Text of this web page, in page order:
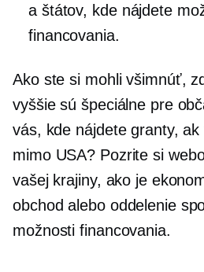
a štátov, kde nájdete
financovania.
Ako ste si mohli všimnúť,
vyššie sú špeciálne pre
vás, kde nájdete granty,
mimo USA? Pozrite si
vašej krajiny, ako je
obchod alebo oddelenie
možnosti financovania.